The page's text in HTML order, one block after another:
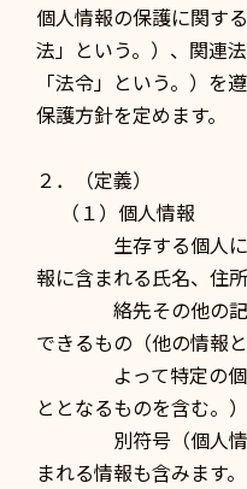
個人情報の保護に関す
法」という。）、関連
「法令」という。）を
保護方針を定めます。
２．（定義）
（１）個人情報
生存する個人に関
報に含まれる氏名、住
絡先その他の記述
できるもの（他の情報
よって特定の個人
ととなるものを含む。
別符号（個人情報
まれる情報も含みます。